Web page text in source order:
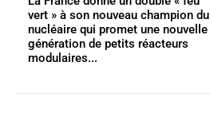
vert » à son nouveau champion du
nucléaire qui promet une nouvelle
génération de petits réacteurs
modulaires...